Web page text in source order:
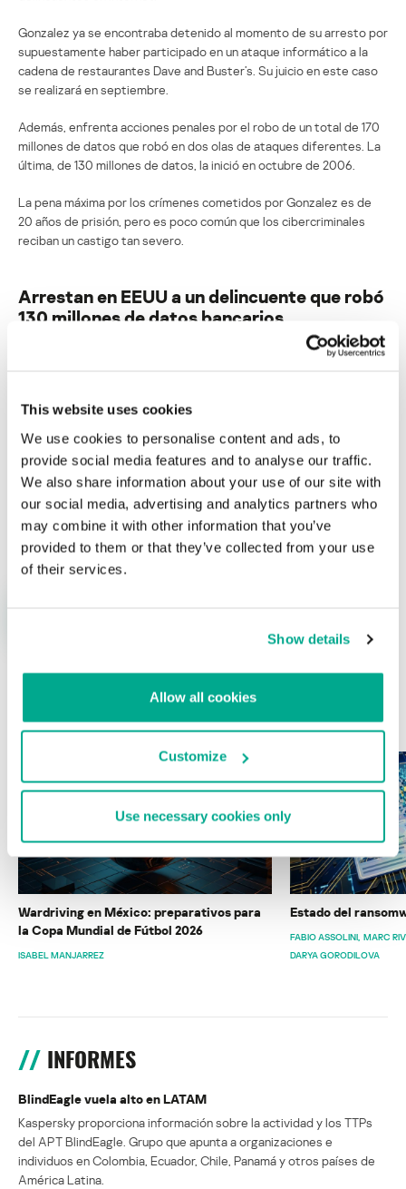
This website uses cookies
We use cookies to personalise content and ads, to
provide social media features and to analyse our traffic.
We also share information about your use of our site with
our social media, advertising and analytics partners who
may combine it with other information that you’ve
provided to them or that they’ve collected from your use
of their services.
Show details
Allow all cookies
Customize
Use necessary cookies only
Gonzalez ya se encontraba detenido al momento de su arresto por
supuestamente haber participado en un ataque informático a la
cadena de restaurantes Dave and Buster’s. Su juicio en este caso
se realizará en septiembre.
Además, enfrenta acciones penales por el robo de un total de 170
millones de datos que robó en dos olas de ataques diferentes. La
última, de 130 millones de datos, la inició en octubre de 2006.
La pena máxima por los crímenes cometidos por Gonzalez es de
20 años de prisión, pero es poco común que los cibercriminales
reciban un castigo tan severo.
Arrestan en EEUU a un delincuente que robó
130 millones de datos bancarios
Su dirección de correo electrónico no será publicada. Los
Correo electrónico
ÚLTIMAS PUBLICACIONES
Wardriving en México: preparativos para
la Copa Mundial de Fútbol 2026
ISABEL MANJARREZ
Estado del
FABIO ASSOLINI MARC
DARYA GORODILOVA
INFORMES
BlindEagle vuela alto en LATAM
Kaspersky proporciona información sobre la actividad y los TTPs
del APT BlindEagle. Grupo que apunta a organizaciones e
individuos en Colombia, Ecuador, Chile, Panamá y otros países de
América Latina.